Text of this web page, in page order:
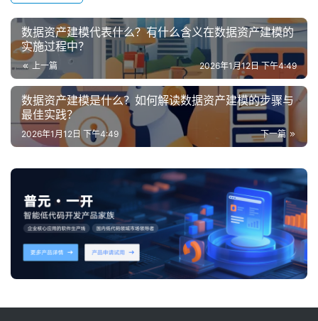
数据资产建模代表什么？有什么含义在数据资产建模的
实施过程中？
上一篇 2026年1月12日 下午4:49
数据资产建模是什么？如何解读数据资产建模的步骤与
最佳实践？
下一篇
2026年1月12日 下午4:49